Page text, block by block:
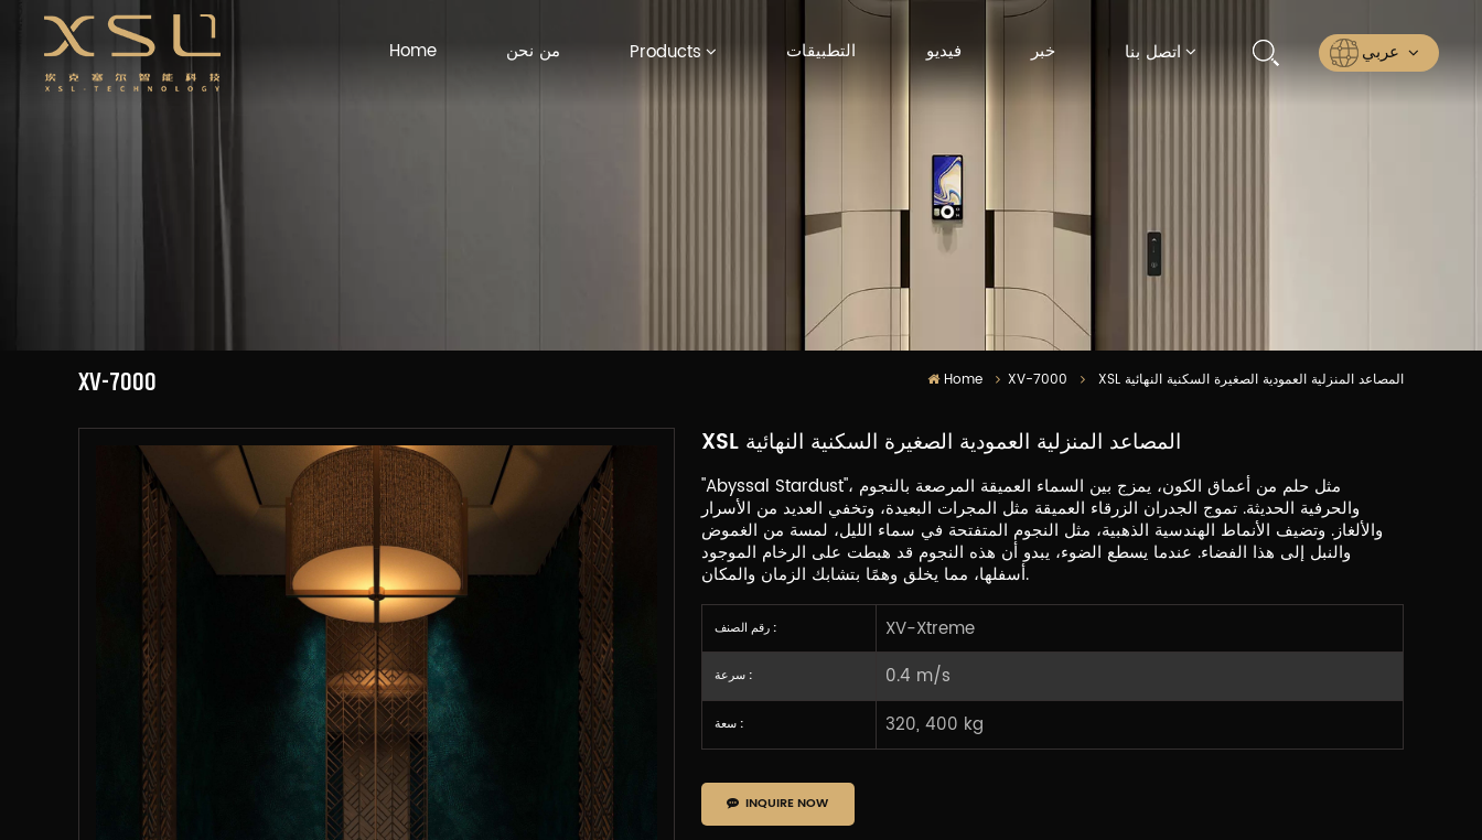
Home من نحن Products التطبيقات فيديو خبر اتصل بنا عربي
ไทย
XV-7000 Home XV-7000 XSL المصاعد المنزلية العمودية الصغيرة السكنية النهائية
XSL المصاعد المنزلية العمودية الصغيرة السكنية النهائية
"Abyssal Stardust"، مثل حلم من أعماق الكون، يمزج بين السماء العميقة المرصعة بالنجوم
والحرفية الحديثة. تموج الجدران الزرقاء العميقة مثل المجرات البعيدة، وتخفي العديد من الأسرار
والألغاز. وتضيف الأنماط الهندسية الذهبية، مثل النجوم المتفتحة في سماء الليل، لمسة من الغموض
والنبل إلى هذا الفضاء. عندما يسطع الضوء، يبدو أن هذه النجوم قد هبطت على الرخام الموجود
أسفلها، مما يخلق وهمًا بتشابك الزمان والمكان.
رقم الصنف : XV-Xtreme
سرعة : 0.4 m/s
سعة : 320, 400 kg
INQUIRE NOW